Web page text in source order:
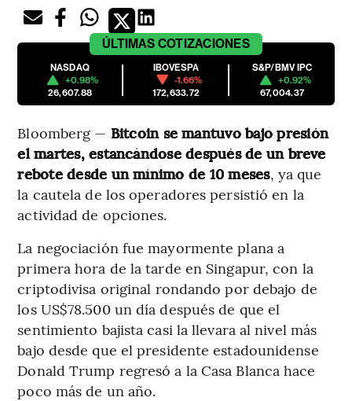
ÚLTIMAS COTIZACIONES
NASDAQ
+0.98%
26,607.88
IBOVESPA
-1.66%
172,633.72
S&P/BMV IPC
+0.92%
67,004.37
Bloomberg — Bitcoin se mantuvo bajo presión
el martes, estancándose después de un breve
rebote desde un mínimo de 10 meses, ya que
la cautela de los operadores persistió en la
actividad de opciones.
La negociación fue mayormente plana a
primera hora de la tarde en Singapur, con la
criptodivisa original rondando por debajo de
los US$78.500 un día después de que el
sentimiento bajista casi la llevara al nivel más
bajo desde que el presidente estadounidense
Donald Trump regresó a la Casa Blanca hace
poco más de un año.